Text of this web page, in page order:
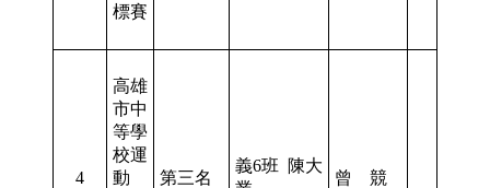
標賽
4
高雄
市中
等學
校運
動
第三名
義6班 陳大
曾 競